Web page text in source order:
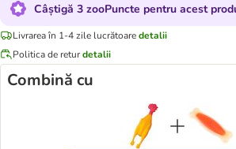
Câștigă 3 zooPuncte pentru acest
Livrarea în 1-4 zile lucrătoaredetalii
Politica de returdetalii
Combină cu